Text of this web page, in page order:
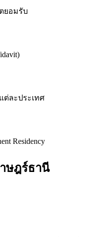
ตยอมรับ
ละประเทศ
Residency
ษฎร์ธานี